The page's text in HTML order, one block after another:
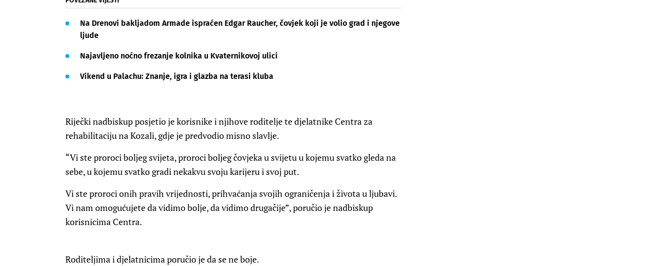
Na Drenovi bakljadom Armade ispraćen Edgar Raucher, čovjek koji je volio grad i njegove
ljude
Najavljeno noćno frezanje kolnika u Kvaternikovoj ulici
Vikend u Palachu: Znanje, igra i glazba na terasi kluba
Riječki nadbiskup posjetio je korisnike i njihove roditelje te djelatnike Centra za
rehabilitaciju na Kozali, gdje je predvodio misno slavlje.
“Vi ste proroci boljeg svijeta, proroci boljeg čovjeka u svijetu u kojemu svatko gleda na
sebe, u kojemu svatko gradi nekakvu svoju karijeru i svoj put.
Vi ste proroci onih pravih vrijednosti, prihvaćanja svojih ograničenja i života u ljubavi.
Vi nam omogućujete da vidimo bolje, da vidimo drugačije”, poručio je nadbiskup
korisnicima Centra.
Roditeljima i djelatnicima poručio je da se ne boje.